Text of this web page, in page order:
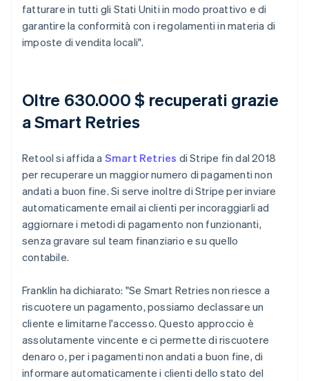
fatturare in tutti gli Stati Uniti in modo proattivo e di
garantire la conformità con i regolamenti in materia di
imposte di vendita locali".
Oltre 630.000 $ recuperati grazie
a Smart Retries
Retool si affida a Smart Retries di Stripe fin dal 2018
per recuperare un maggior numero di pagamenti non
andati a buon fine. Si serve inoltre di Stripe per inviare
automaticamente email ai clienti per incoraggiarli ad
aggiornare i metodi di pagamento non funzionanti,
senza gravare sul team finanziario e su quello
contabile.
Franklin ha dichiarato: "Se Smart Retries non riesce a
riscuotere un pagamento, possiamo declassare un
cliente e limitarne l'accesso. Questo approccio è
assolutamente vincente e ci permette di riscuotere
denaro o, per i pagamenti non andati a buon fine, di
informare automaticamente i clienti dello stato del